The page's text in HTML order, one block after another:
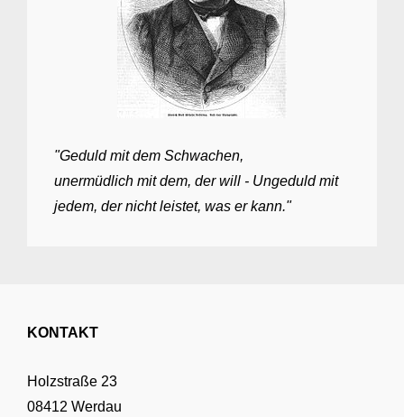
"Geduld mit dem Schwachen,
unermüdlich mit dem, der will - Ungeduld mit
jedem, der nicht leistet, was er kann."
KONTAKT
Holzstraße 23
08412 Werdau